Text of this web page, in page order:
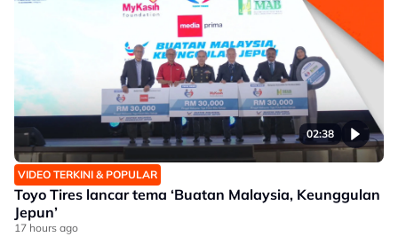
02:38
VIDEO TERKINI & POPULAR
Toyo Tires lancar tema ‘Buatan Malaysia, Keunggulan
Jepun’
17 hours ago